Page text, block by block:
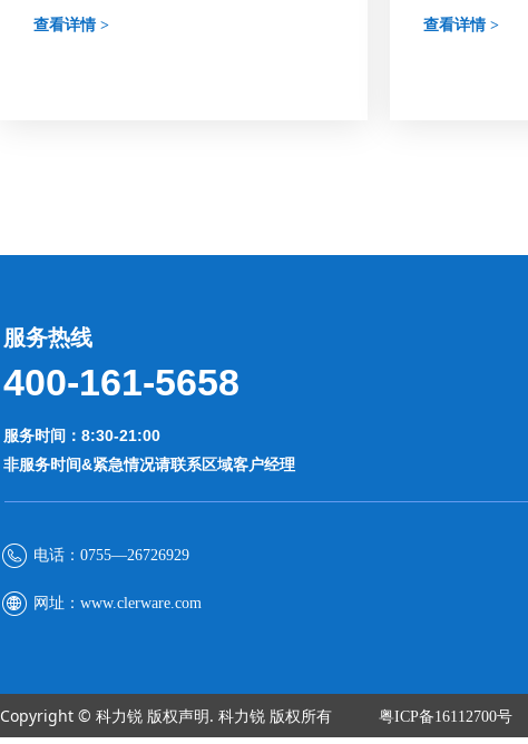
查看详情 > 查看详情 >
服务热线
400-161-5658
服务时间：8:30-21:00
非服务时间&紧急情况请联系区域客户经理
电话： 0755—26726929
网址： www.clerware.com
粤ICP备16112700号
Copyright © 科力锐 版权声明. 科力锐 版权所有